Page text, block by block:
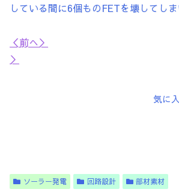
している間に6個ものFETを壊してしま
＜前へ＞
＞
ソーラー発電 回路設計 部材素材